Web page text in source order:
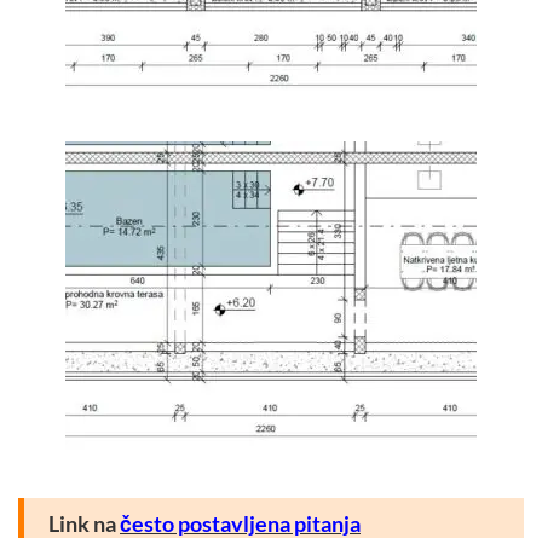
Link načesto postavljena pitanja